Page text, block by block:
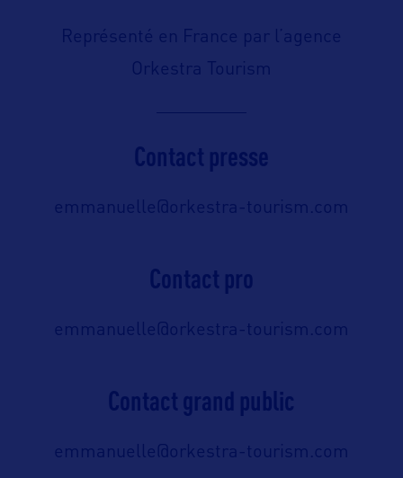
Représenté en France par l’agence
Orkestra Tourism
Contact presse
emmanuelle@orkestra-tourism.com
Contact pro
emmanuelle@orkestra-tourism.com
Contact grand public
emmanuelle@orkestra-tourism.com